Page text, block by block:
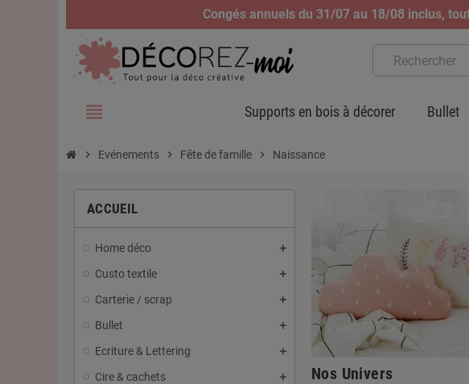
Congés annuels du 31/07 au 18/08 inclus,
view_headline Supports en bois à décorer Bullet
chevron_right Evénements chevron_right Fête de famille chevron_right Naissance
ACCUEIL
Home déco
Custo textile
Carterie / scrap
Bullet
Ecriture & Lettering
Cire & cachets
Nos Univers